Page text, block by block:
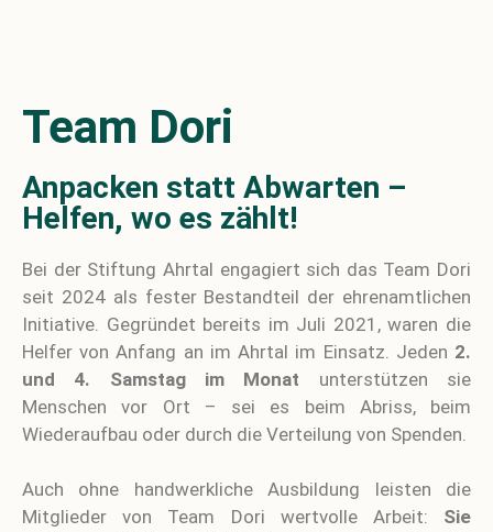
Team Dori
Anpacken statt Abwarten –
Helfen, wo es zählt!
Bei der Stiftung Ahrtal engagiert sich das Team Dori
seit 2024 als fester Bestandteil der ehrenamtlichen
Initiative. Gegründet bereits im Juli 2021, waren die
Helfer von Anfang an im Ahrtal im Einsatz. Jeden 2.
und 4. Samstag im Monat unterstützen sie
Menschen vor Ort – sei es beim Abriss, beim
Wiederaufbau oder durch die Verteilung von Spenden.
Auch ohne handwerkliche Ausbildung leisten die
Mitglieder von Team Dori wertvolle Arbeit: Sie